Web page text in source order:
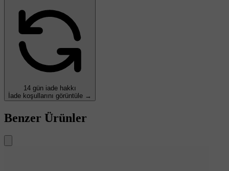
14 gün iade hakkı
İade koşullarını görüntüle →
Benzer Ürünler